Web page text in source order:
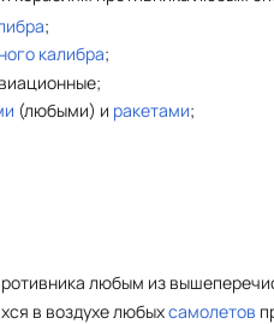
;
калибра;
(любыми) и ракетами;
любым из
в воздухе любыхсамолетов